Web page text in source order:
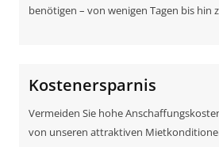
benötigen – von wenigen Tagen bis hin
Kostenersparnis
Vermeiden Sie hohe
von unseren attraktiven